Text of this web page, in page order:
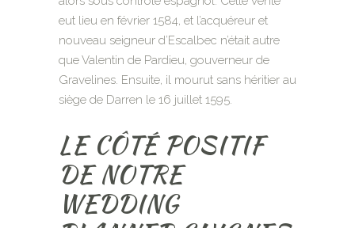
eut lieu en février 1584, et l’acquéreur et
nouveau seigneur d’Escalbec n’était autre
que Valentin de Pardieu, gouverneur de
Gravelines. Ensuite, il mourut sans héritier au
siège de Darren le 16 juillet 1595.
LE CÔTÉ POSITIF
DE NOTRE
WEDDING